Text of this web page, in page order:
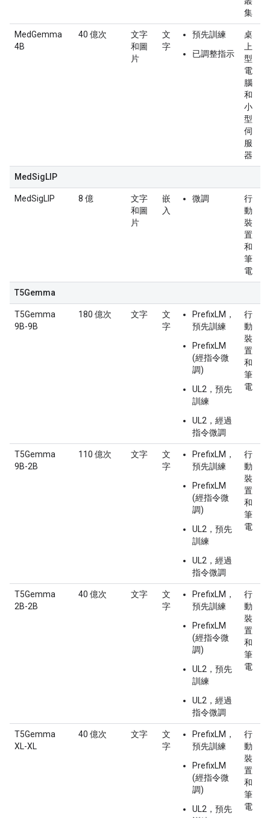
集
MedGemma
4B
40 億次
文字
和圖
片
文
字
預先訓練
已調整指示
桌
上
型
電
腦
和
小
型
伺
服
器
MedSigLIP
MedSigLIP 8 億
文字
和圖
片
嵌
入
微調
行
動
裝
置
和
筆
電
T5Gemma
T5Gemma
9B-9B
180 億次 文字
文
字
PrefixLM，
預先訓練
PrefixLM
(經指令微
調)
UL2，預先
訓練
UL2，經過
指令微調
行
動
裝
置
和
筆
電
T5Gemma
9B-2B
110 億次 文字
文
字
PrefixLM，
預先訓練
PrefixLM
(經指令微
調)
UL2，預先
訓練
UL2，經過
指令微調
行
動
裝
置
和
筆
電
T5Gemma
2B-2B
40 億次 文字
文
字
PrefixLM，
預先訓練
PrefixLM
(經指令微
調)
UL2，預先
訓練
UL2，經過
指令微調
行
動
裝
置
和
筆
電
T5Gemma
XL-XL
40 億次 文字
文
字
PrefixLM，
預先訓練
PrefixLM
(經指令微
調)
UL2，預先
行
動
裝
置
和
筆
電